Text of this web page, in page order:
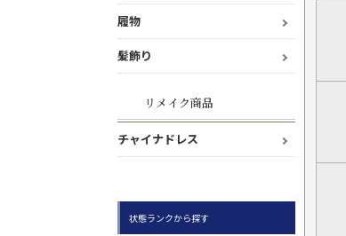
履物
髪飾り
リメイク商品
チャイナドレス
状態ランクから探す